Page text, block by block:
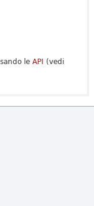
le API (vedi